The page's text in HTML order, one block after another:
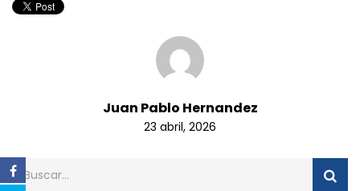
Juan Pablo Hernandez
23 abril, 2026